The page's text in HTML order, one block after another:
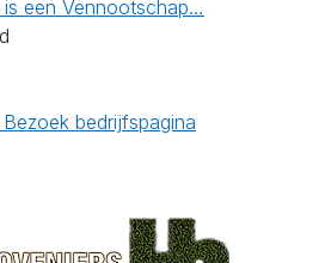
een Vennootschap…
Bezoek bedrijfspagina